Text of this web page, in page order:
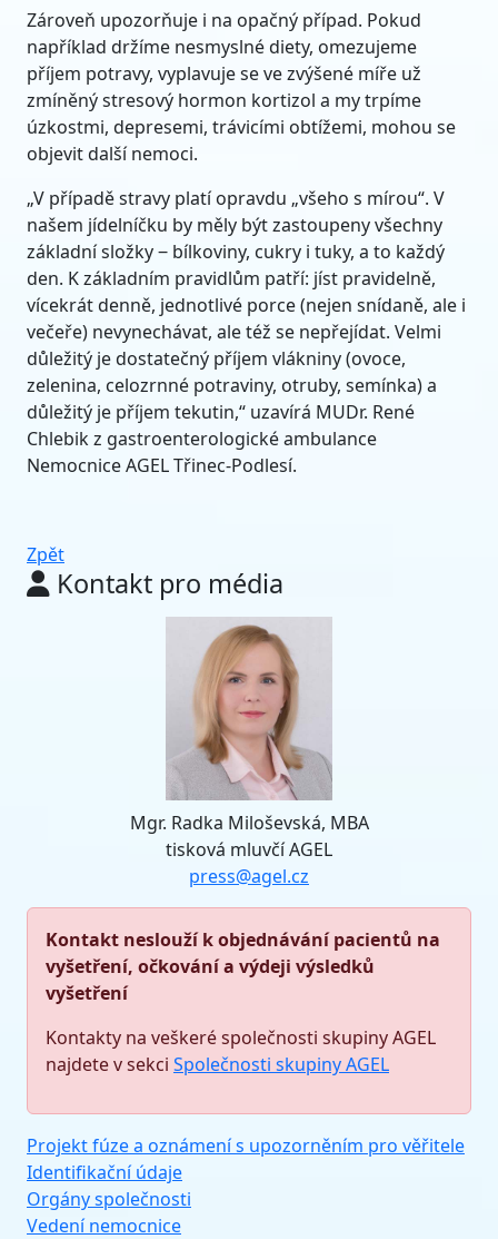
Zároveň upozorňuje i na opačný případ. Pokud
například držíme nesmyslné diety, omezujeme
příjem potravy, vyplavuje se ve zvýšené míře už
zmíněný stresový hormon kortizol a my trpíme
úzkostmi, depresemi, trávicími obtížemi, mohou se
objevit další nemoci.
„V případě stravy platí opravdu „všeho s mírou“. V
našem jídelníčku by měly být zastoupeny všechny
základní složky ‒ bílkoviny, cukry i tuky, a to každý
den. K základním pravidlům patří: jíst pravidelně,
vícekrát denně, jednotlivé porce (nejen snídaně, ale i
večeře) nevynechávat, ale též se nepřejídat. Velmi
důležitý je dostatečný příjem vlákniny (ovoce,
zelenina, celozrnné potraviny, otruby, semínka) a
důležitý je příjem tekutin,“ uzavírá MUDr. René
Chlebik z gastroenterologické ambulance
Nemocnice AGEL Třinec-Podlesí.
Zpět
Kontakt pro média
Mgr. Radka Miloševská, MBA
tisková mluvčí AGEL
press@agel.cz
Kontakt neslouží k objednávání pacientů na
vyšetření, očkování a výdeji výsledků
vyšetření
Kontakty na veškeré společnosti skupiny AGEL
najdete v sekci Společnosti skupiny AGEL
Projekt fúze a oznámení s upozorněním pro věřitele
Identifikační údaje
Orgány společnosti
Vedení nemocnice